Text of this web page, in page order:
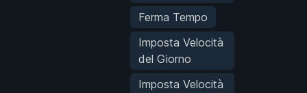
Ferma Tempo
Imposta Velocità
del Giorno
Imposta Velocità